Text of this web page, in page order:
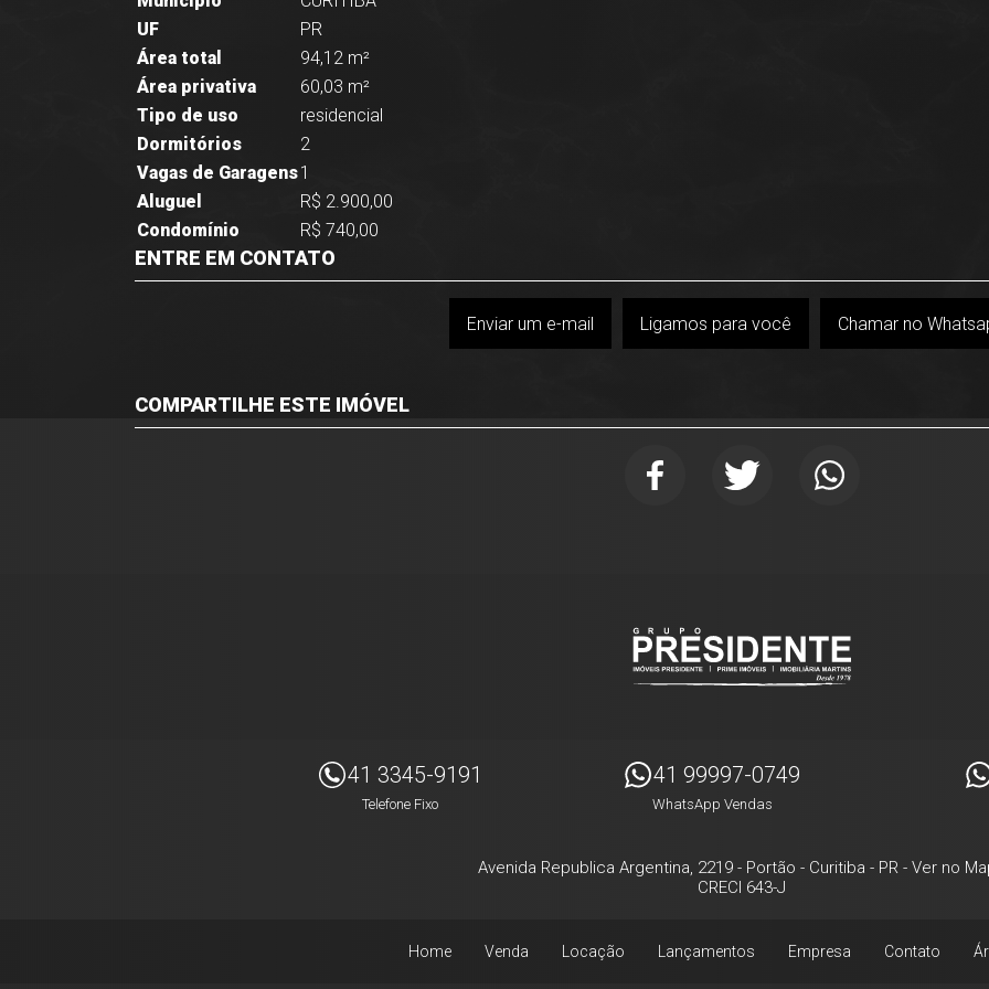
UF
PR
Área total
94,12 m²
Área privativa
60,03 m²
Tipo de uso
residencial
Dormitórios
2
Vagas de Garagens1
Aluguel
R$ 2.900,00
Condomínio
R$ 740,00
ENTRE EM CONTATO
Enviar um e-mail Ligamos para você Chamar no
COMPARTILHE ESTE IMÓVEL
41 3345-9191
Telefone Fixo
41 99997-0749
WhatsApp Vendas
Avenida Republica Argentina, 2219 - Portão - Curitiba - PR - Ver no
CRECI 643-J
Home Venda Locação Lançamentos Empresa Contato